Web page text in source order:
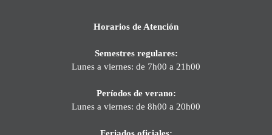
Horarios de Atención
Semestres regulares:
Lunes a viernes: de 7h00 a 21h00
Períodos de verano:
Lunes a viernes: de 8h00 a 20h00
Feriados oficiales: